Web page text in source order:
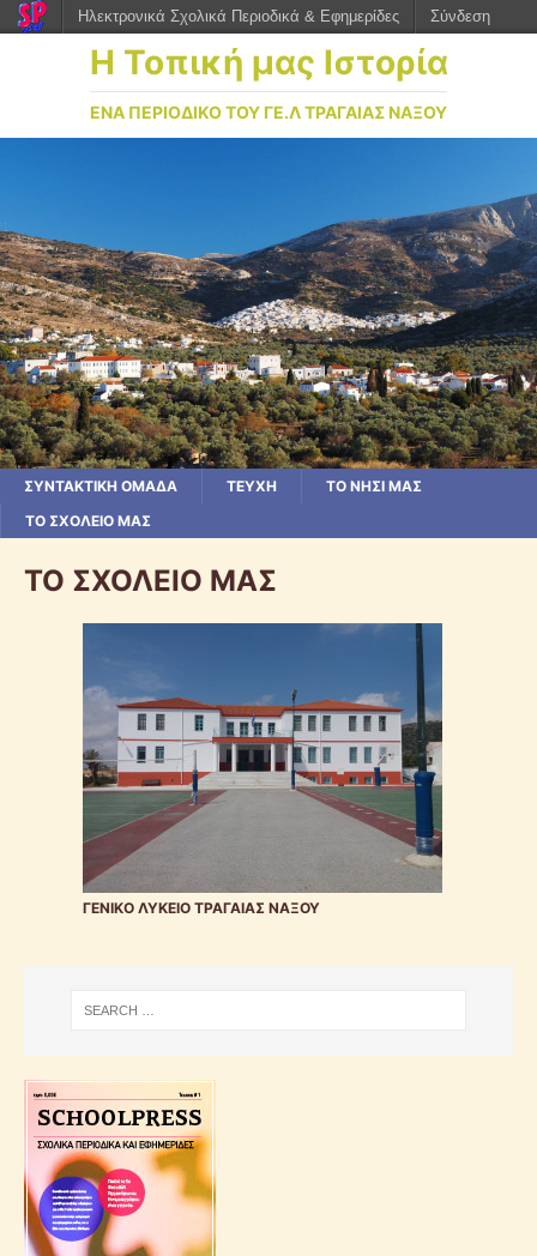
Η Τοπική μας Ιστορία
ΕΝΑ ΠΕΡΙΟΔΙΚΟ ΤΟΥ ΓΕ.Λ ΤΡΑΓΑΙΑΣ ΝΑΞΟΥ
ΣΥΝΤΑΚΤΙΚΗ ΟΜΑΔΑ ΤΕΥΧΗ
ΤΟ ΝΗΣΙ ΜΑΣ
ΤΟ ΣΧΟΛΕΙΟ ΜΑΣ
ΤΟ ΣΧΟΛΕΙΟ ΜΑΣ
ΓΕΝΙΚΟ ΛΥΚΕΙΟ ΤΡΑΓΑΙΑΣ ΝΑΞΟΥ
Ηλεκτρονικά Σχολικά Περιοδικά & Εφημερίδες Σύνδεση